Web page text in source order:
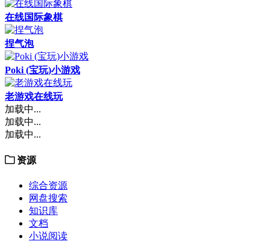
在线国际象棋
捏气泡
Poki (宝玩)小游戏
老游戏在线玩
加载中...
加载中...
加载中...
资源
综合资源
网盘搜索
知识库
文档
小说阅读